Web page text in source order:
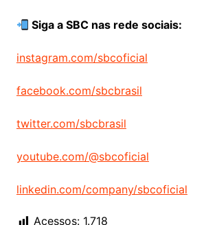
Siga a SBC nas rede sociais:
instagram.com/sbcoficial
facebook.com/sbcbrasil
twitter.com/sbcbrasil
youtube.com/@sbcoficial
linkedin.com/company/sbcoficial
Acessos: 1.718